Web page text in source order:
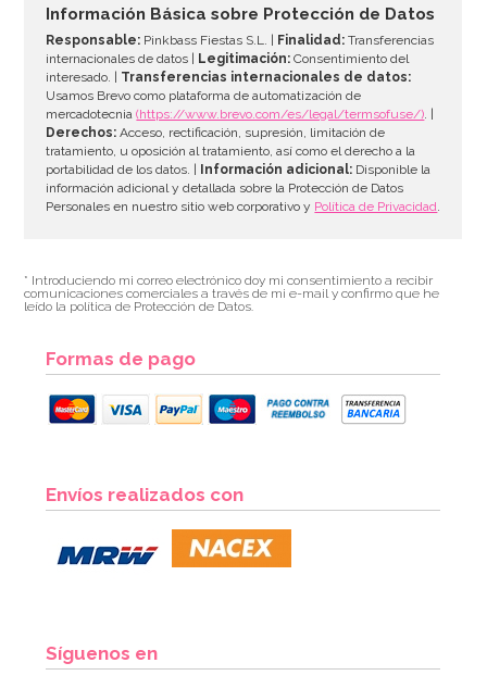
Información Básica sobre Protección de Datos
Responsable: Pinkbass Fiestas S.L. | Finalidad: Transferencias
internacionales de datos |
Legitimación: Consentimiento del
interesado. | Transferencias internacionales de datos:
Usamos Brevo como plataforma de automatización de
mercadotecnia(https://www.brevo.com/es/legal/termsofuse/). |
Derechos: Acceso, rectificación, supresión, limitación de
tratamiento, u oposición al tratamiento, así como el derecho a la
portabilidad de los datos. |
Información adicional: Disponible la
información adicional y detallada sobre la Protección de Datos
Personales en nuestro sitio web corporativo y Política de Privacidad.
* Introduciendo mi correo electrónico doy mi consentimiento a recibir
comunicaciones comerciales a través de mi e-mail y confirmo que he
leído la política de Protección de Datos.
Formas de pago
Envíos realizados con
Síguenos en